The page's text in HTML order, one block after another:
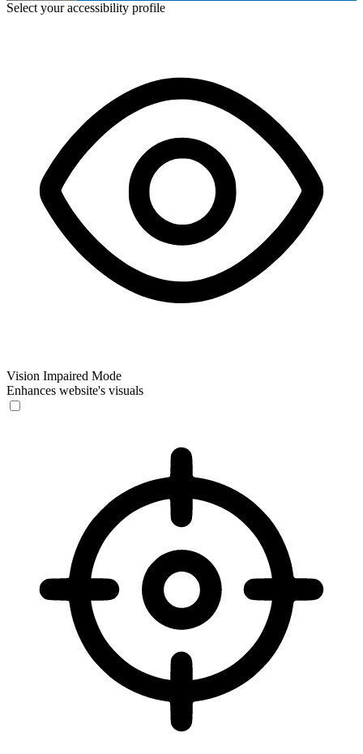
Select your accessibility profile
Vision Impaired Mode
Enhances website's visuals